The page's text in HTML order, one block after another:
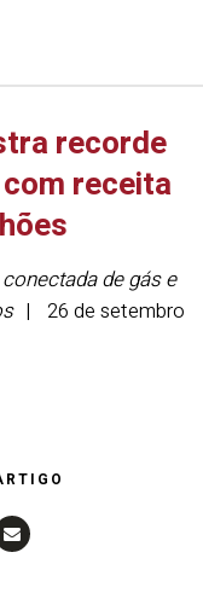
recorde
receita
de gás e
26 de setembro